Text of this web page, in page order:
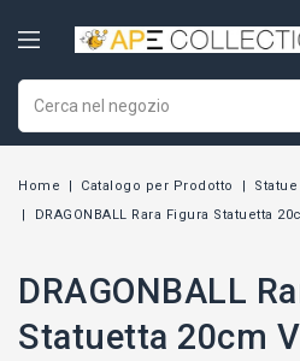
Home Catalogo per Prodotto
DRAGONBALL Rara Figura Statuetta
DRAGONBALL
Statuetta 20cm